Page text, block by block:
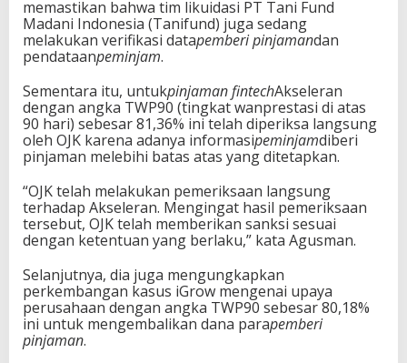
memastikan bahwa tim likuidasi PT Tani Fund
Madani Indonesia (Tanifund) juga sedang
melakukan verifikasi datapemberi pinjamandan
pendataanpeminjam.
Sementara itu, untukpinjaman fintechAkseleran
dengan angka TWP90 (tingkat wanprestasi di atas
90 hari) sebesar 81,36% ini telah diperiksa langsung
oleh OJK karena adanya informasipeminjamdiberi
pinjaman melebihi batas atas yang ditetapkan.
“OJK telah melakukan pemeriksaan langsung
terhadap Akseleran. Mengingat hasil pemeriksaan
tersebut, OJK telah memberikan sanksi sesuai
dengan ketentuan yang berlaku,” kata Agusman.
Selanjutnya, dia juga mengungkapkan
perkembangan kasus iGrow mengenai upaya
perusahaan dengan angka TWP90 sebesar 80,18%
ini untuk mengembalikan dana parapemberi
pinjaman.